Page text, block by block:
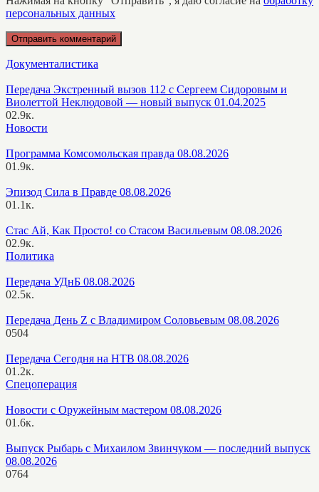
персональных данных
Документалистика
Передача Экстренный вызов 112 с Сергеем Сидоровым и
Виолеттой Неклюдовой — новый выпуск 01.04.2025
02.9к.
Новости
Программа Комсомольская правда 08.08.2026
01.9к.
Эпизод Сила в Правде 08.08.2026
01.1к.
Стас Ай, Как Просто! со Стасом Васильевым 08.08.2026
02.9к.
Политика
Передача УДнБ 08.08.2026
02.5к.
Передача День Z с Владимиром Соловьевым 08.08.2026
0504
Передача Сегодня на НТВ 08.08.2026
01.2к.
Спецоперация
Новости с Оружейным мастером 08.08.2026
01.6к.
Выпуск Рыбарь с Михаилом Звинчуком — последний выпуск
08.08.2026
0764